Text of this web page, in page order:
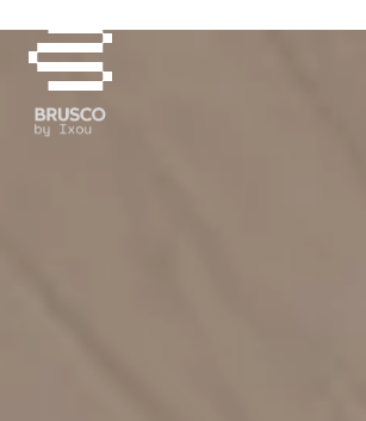
DESCARGA NUESTRO BROCHURE
Conoce más sobre lo que Brusco